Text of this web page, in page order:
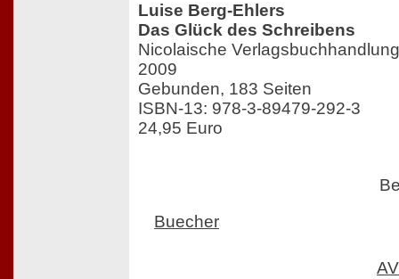
Luise Berg-Ehlers
Das Glück des Schreibens
Nicolaische
2009
Gebunden, 183 Seiten
ISBN-13: 978-3-89479-292-3
24,95 Euro
Buecher